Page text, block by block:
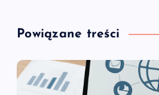
Powiązane treści